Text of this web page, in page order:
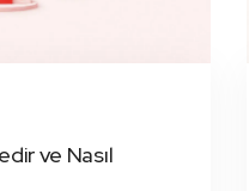
ve Nasıl